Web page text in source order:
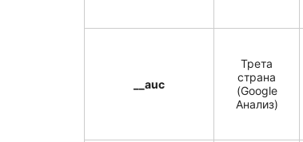
__auc
Трета
страна
(Google
Анализ)